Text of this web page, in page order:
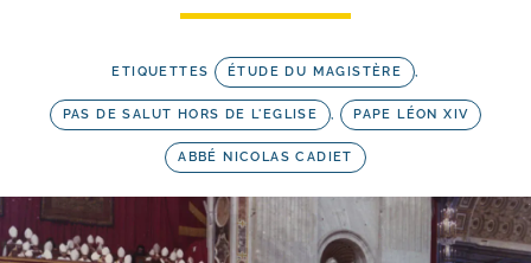
ETIQUETTES ÉTUDE DU MAGISTÈRE ,
PAS DE SALUT HORS DE L'EGLISE , PAPE LÉON XIV
ABBÉ NICOLAS CADIET